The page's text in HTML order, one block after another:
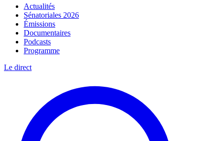
Actualités
Sénatoriales 2026
Émissions
Documentaires
Podcasts
Programme
Le direct